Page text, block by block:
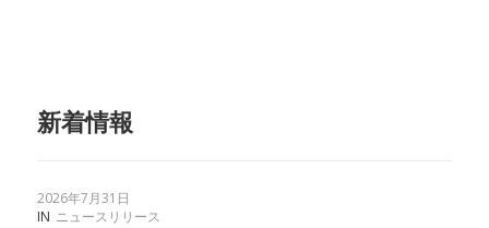
新着情報
2026年7月31日
IN ニュースリリース